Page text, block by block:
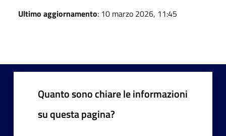
Ultimo aggiornamento: 10 marzo 2026, 11:45
Quanto sono chiare le informazioni
su questa pagina?